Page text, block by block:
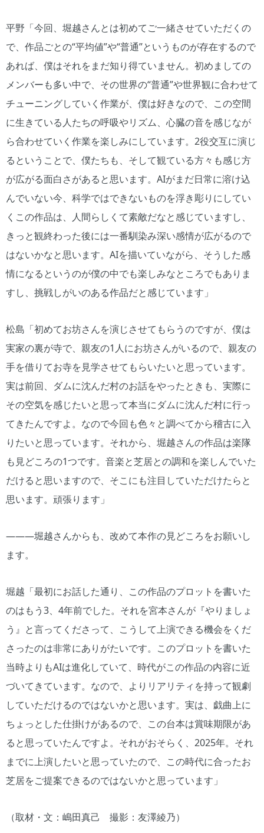
平野「今回、堀越さんとは初めてご一緒させていただくの
で、作品ごとの“平均値”や“普通”というものが存在するので
あれば、僕はそれをまだ知り得ていません。初めましての
メンバーも多い中で、その世界の“普通”や世界観に合わせて
チューニングしていく作業が、僕は好きなので、この空間
に生きている人たちの呼吸やリズム、心臓の音を感じなが
ら合わせていく作業を楽しみにしています。2役交互に演じ
るということで、僕たちも、そして観ている方々も感じ方
が広がる面白さがあると思います。AIがまだ日常に溶け込
んでいない今、科学ではできないものを浮き彫りにしてい
くこの作品は、人間らしくて素敵だなと感じていますし、
きっと観終わった後には一番馴染み深い感情が広がるので
はないかなと思います。AIを描いていながら、そうした感
情になるというのが僕の中でも楽しみなところでもありま
すし、挑戦しがいのある作品だと感じています」
松島「初めてお坊さんを演じさせてもらうのですが、僕は
実家の裏が寺で、親友の1人にお坊さんがいるので、親友の
手を借りてお寺を見学させてもらいたいと思っています。
実は前回、ダムに沈んだ村のお話をやったときも、実際に
その空気を感じたいと思って本当にダムに沈んだ村に行っ
てきたんですよ。なので今回も色々と調べてから稽古に入
りたいと思っています。それから、堀越さんの作品は楽隊
も見どころの1つです。音楽と芝居との調和を楽しんでいた
だけると思いますので、そこにも注目していただけたらと
思います。頑張ります」
―――堀越さんからも、改めて本作の見どころをお願いし
ます。
堀越「最初にお話した通り、この作品のプロットを書いた
のはもう3、4年前でした。それを宮本さんが『やりましょ
う』と言ってくださって、こうして上演できる機会をくだ
さったのは非常にありがたいです。このプロットを書いた
当時よりもAIは進化していて、時代がこの作品の内容に近
づいてきています。なので、よりリアリティを持って観劇
していただけるのではないかと思います。実は、戯曲上に
ちょっとした仕掛けがあるので、この台本は賞味期限があ
ると思っていたんですよ。それがおそらく、2025年。それ
までに上演したいと思っていたので、この時代に合ったお
芝居をご提案できるのではないかと思っています」
（取材・文：嶋田真己 撮影：友澤綾乃）